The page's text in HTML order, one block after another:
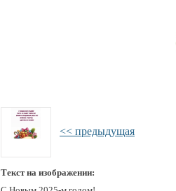
<< предыдущая
Текст на изображении: